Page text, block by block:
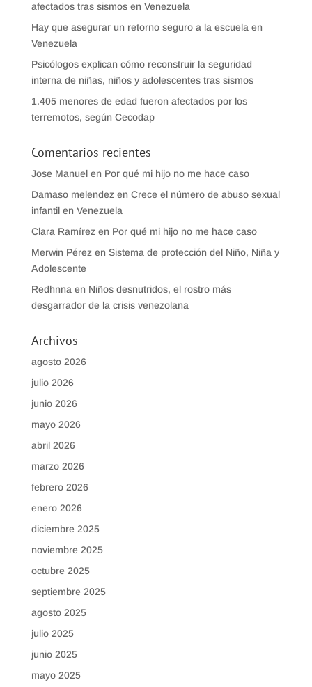
afectados tras sismos en Venezuela
Hay que asegurar un retorno seguro a la escuela en
Venezuela
Psicólogos explican cómo reconstruir la seguridad
interna de niñas, niños y adolescentes tras sismos
1.405 menores de edad fueron afectados por los
terremotos, según Cecodap
Comentarios recientes
Jose Manuelen Por qué mi hijo no me hace caso
Damaso melendezen Crece el número de abuso sexual
infantil en Venezuela
Clara Ramírezen Por qué mi hijo no me hace caso
Merwin Pérezen Sistema de protección del Niño, Niña y
Adolescente
Redhnnaen Niños desnutridos, el rostro más
desgarrador de la crisis venezolana
Archivos
agosto 2026
julio 2026
junio 2026
mayo 2026
abril 2026
marzo 2026
febrero 2026
enero 2026
diciembre 2025
noviembre 2025
octubre 2025
septiembre 2025
agosto 2025
julio 2025
junio 2025
mayo 2025